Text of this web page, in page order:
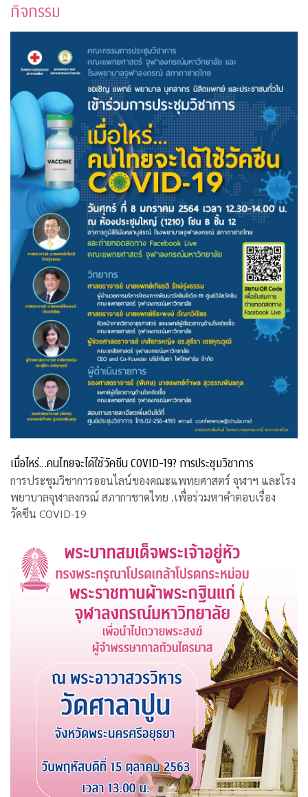
กิจกรรม
เมื่อไหร่…คนไทยจะได้ใช้วัคซีน COVID-19? การประชุมวิชาการ
การประชุมวิชาการออนไลน์ของคณะแพทยศาสตร์ จุฬาฯ และโรง
พยาบาลจุฬาลงกรณ์ สภากาชาดไทย .เพื่อร่วมหาคำตอบเรื่อง
วัคซีน COVID-19